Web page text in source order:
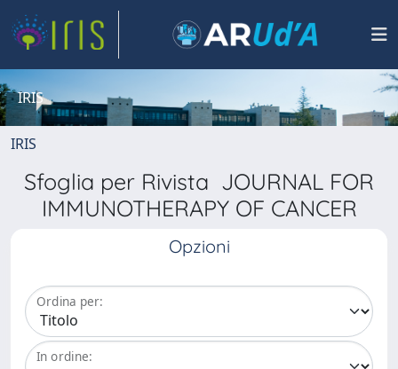
IRIS
IRIS
Sfoglia per Rivista JOURNAL FOR
IMMUNOTHERAPY OF CANCER
Opzioni
Ordina per:
In ordine: